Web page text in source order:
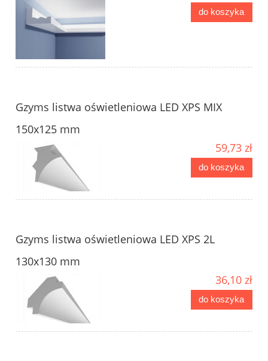
do koszyka
Gzyms listwa oświetleniowa LED XPS MIX
150x125 mm
59,73 zł
do koszyka
Gzyms listwa oświetleniowa LED XPS 2L
130x130 mm
36,10 zł
do koszyka